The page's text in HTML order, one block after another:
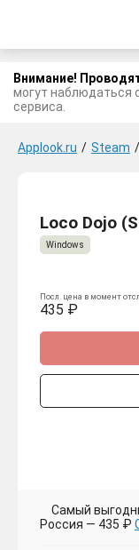
Внимание!
могут наблюдаться
сервиса.
Applook.ru / Steam /
Loco Dojo
Windows
Посл. цена в момент
435 ₽
Самый
Россия — 435 ₽